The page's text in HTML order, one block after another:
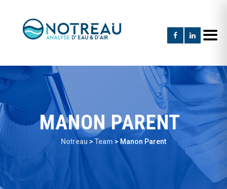
MANON PARENT
Notreau > Team >Manon Parent